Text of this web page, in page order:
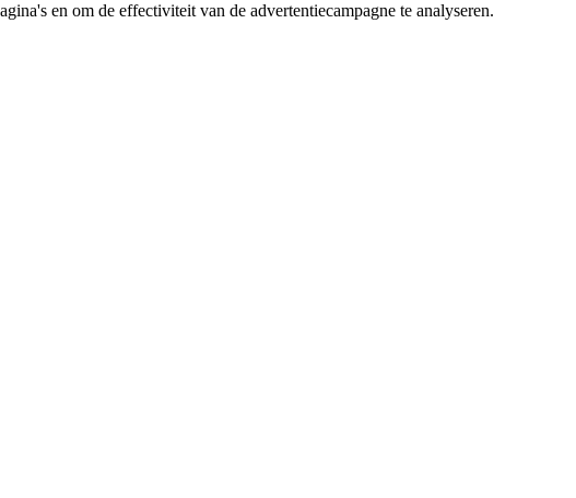
en om de effectiviteit van de advertentiecampagne te analyseren.